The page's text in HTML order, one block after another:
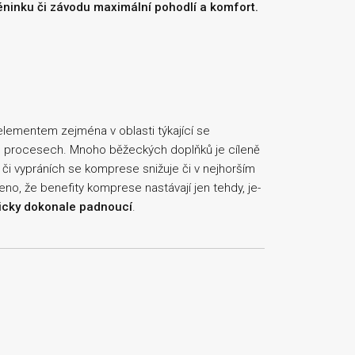
či závodu maximální pohodlí a komfort.
zejména v oblasti týkající se
Mnoho běžeckých doplňků je cíleně
vypráních se komprese snižuje či v nejhorším
že benefity komprese nastávají jen tehdy, je-
dokonale padnoucí.